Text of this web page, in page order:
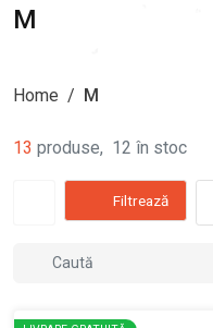
M
Home / M
13 produse, 12 în stoc
Filtrează